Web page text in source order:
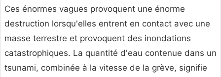
Ces énormes vagues provoquent une énorme
destruction lorsqu'elles entrent en contact avec une
masse terrestre et provoquent des inondations
catastrophiques. La quantité d'eau contenue dans un
tsunami, combinée à la vitesse de la grève, signifie